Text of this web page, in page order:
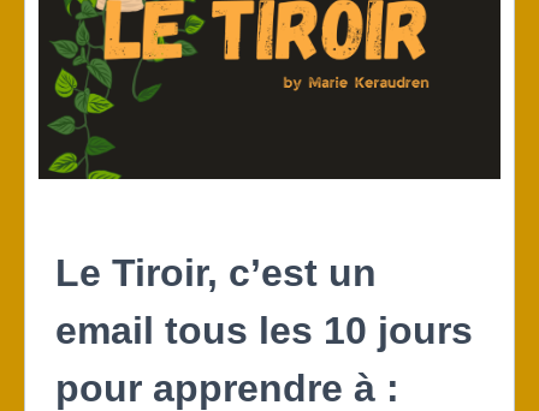
Le Tiroir, c’est un
email tous les 10 jours
pour apprendre à :